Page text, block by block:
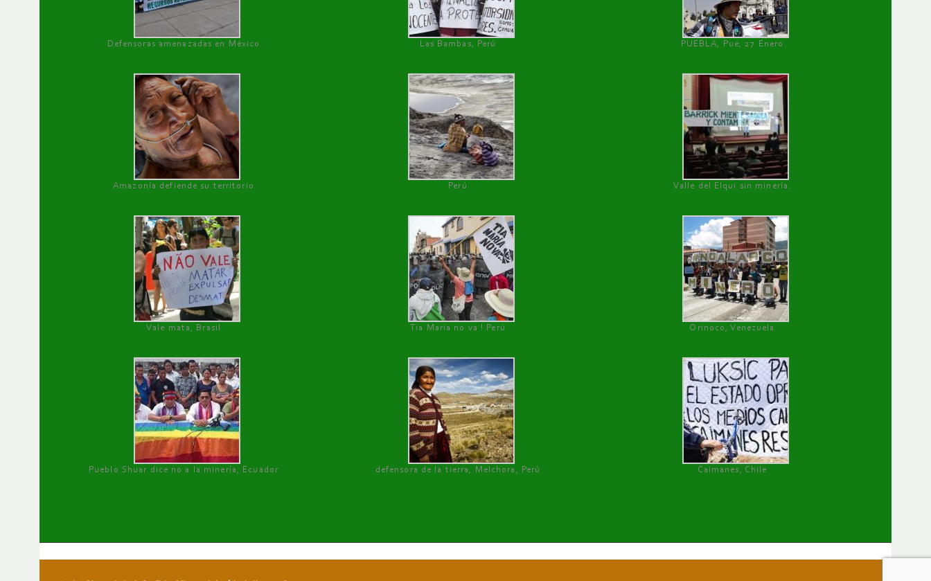
Defensoras amenazadas en México Las Bambas, Perú PUEBLA, Pue, 27 Enero
Amazonía defiende su territorio Perú Valle del Elqui sin minería.
Vale mata, Brasil Tía María no va ! Perú Orinoco, Venezuela
Pueblo Shuar dice no a la minería, Ecuador defensora de la tierra, Melchora, Perú Caimanes, Chile